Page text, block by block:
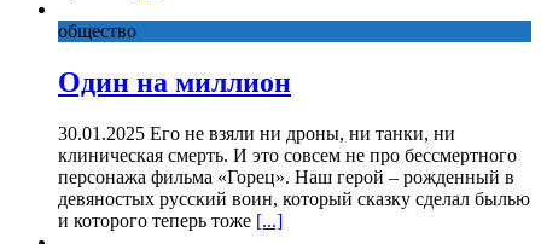
общество
Один на миллион
30.01.2025 Его не взяли ни дроны, ни танки, ни
клиническая смерть. И это совсем не про бессмертного
персонажа фильма «Горец». Наш герой – рожденный в
девяностых русский воин, который сказку сделал былью
и которого теперь тоже [...]